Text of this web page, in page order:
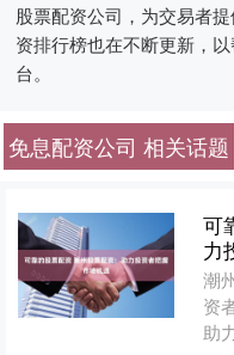
股票配资公司，为交易者
资排行榜也在不断更新，
台。
免息配资公司 相关话题
可
力
潮
资
助